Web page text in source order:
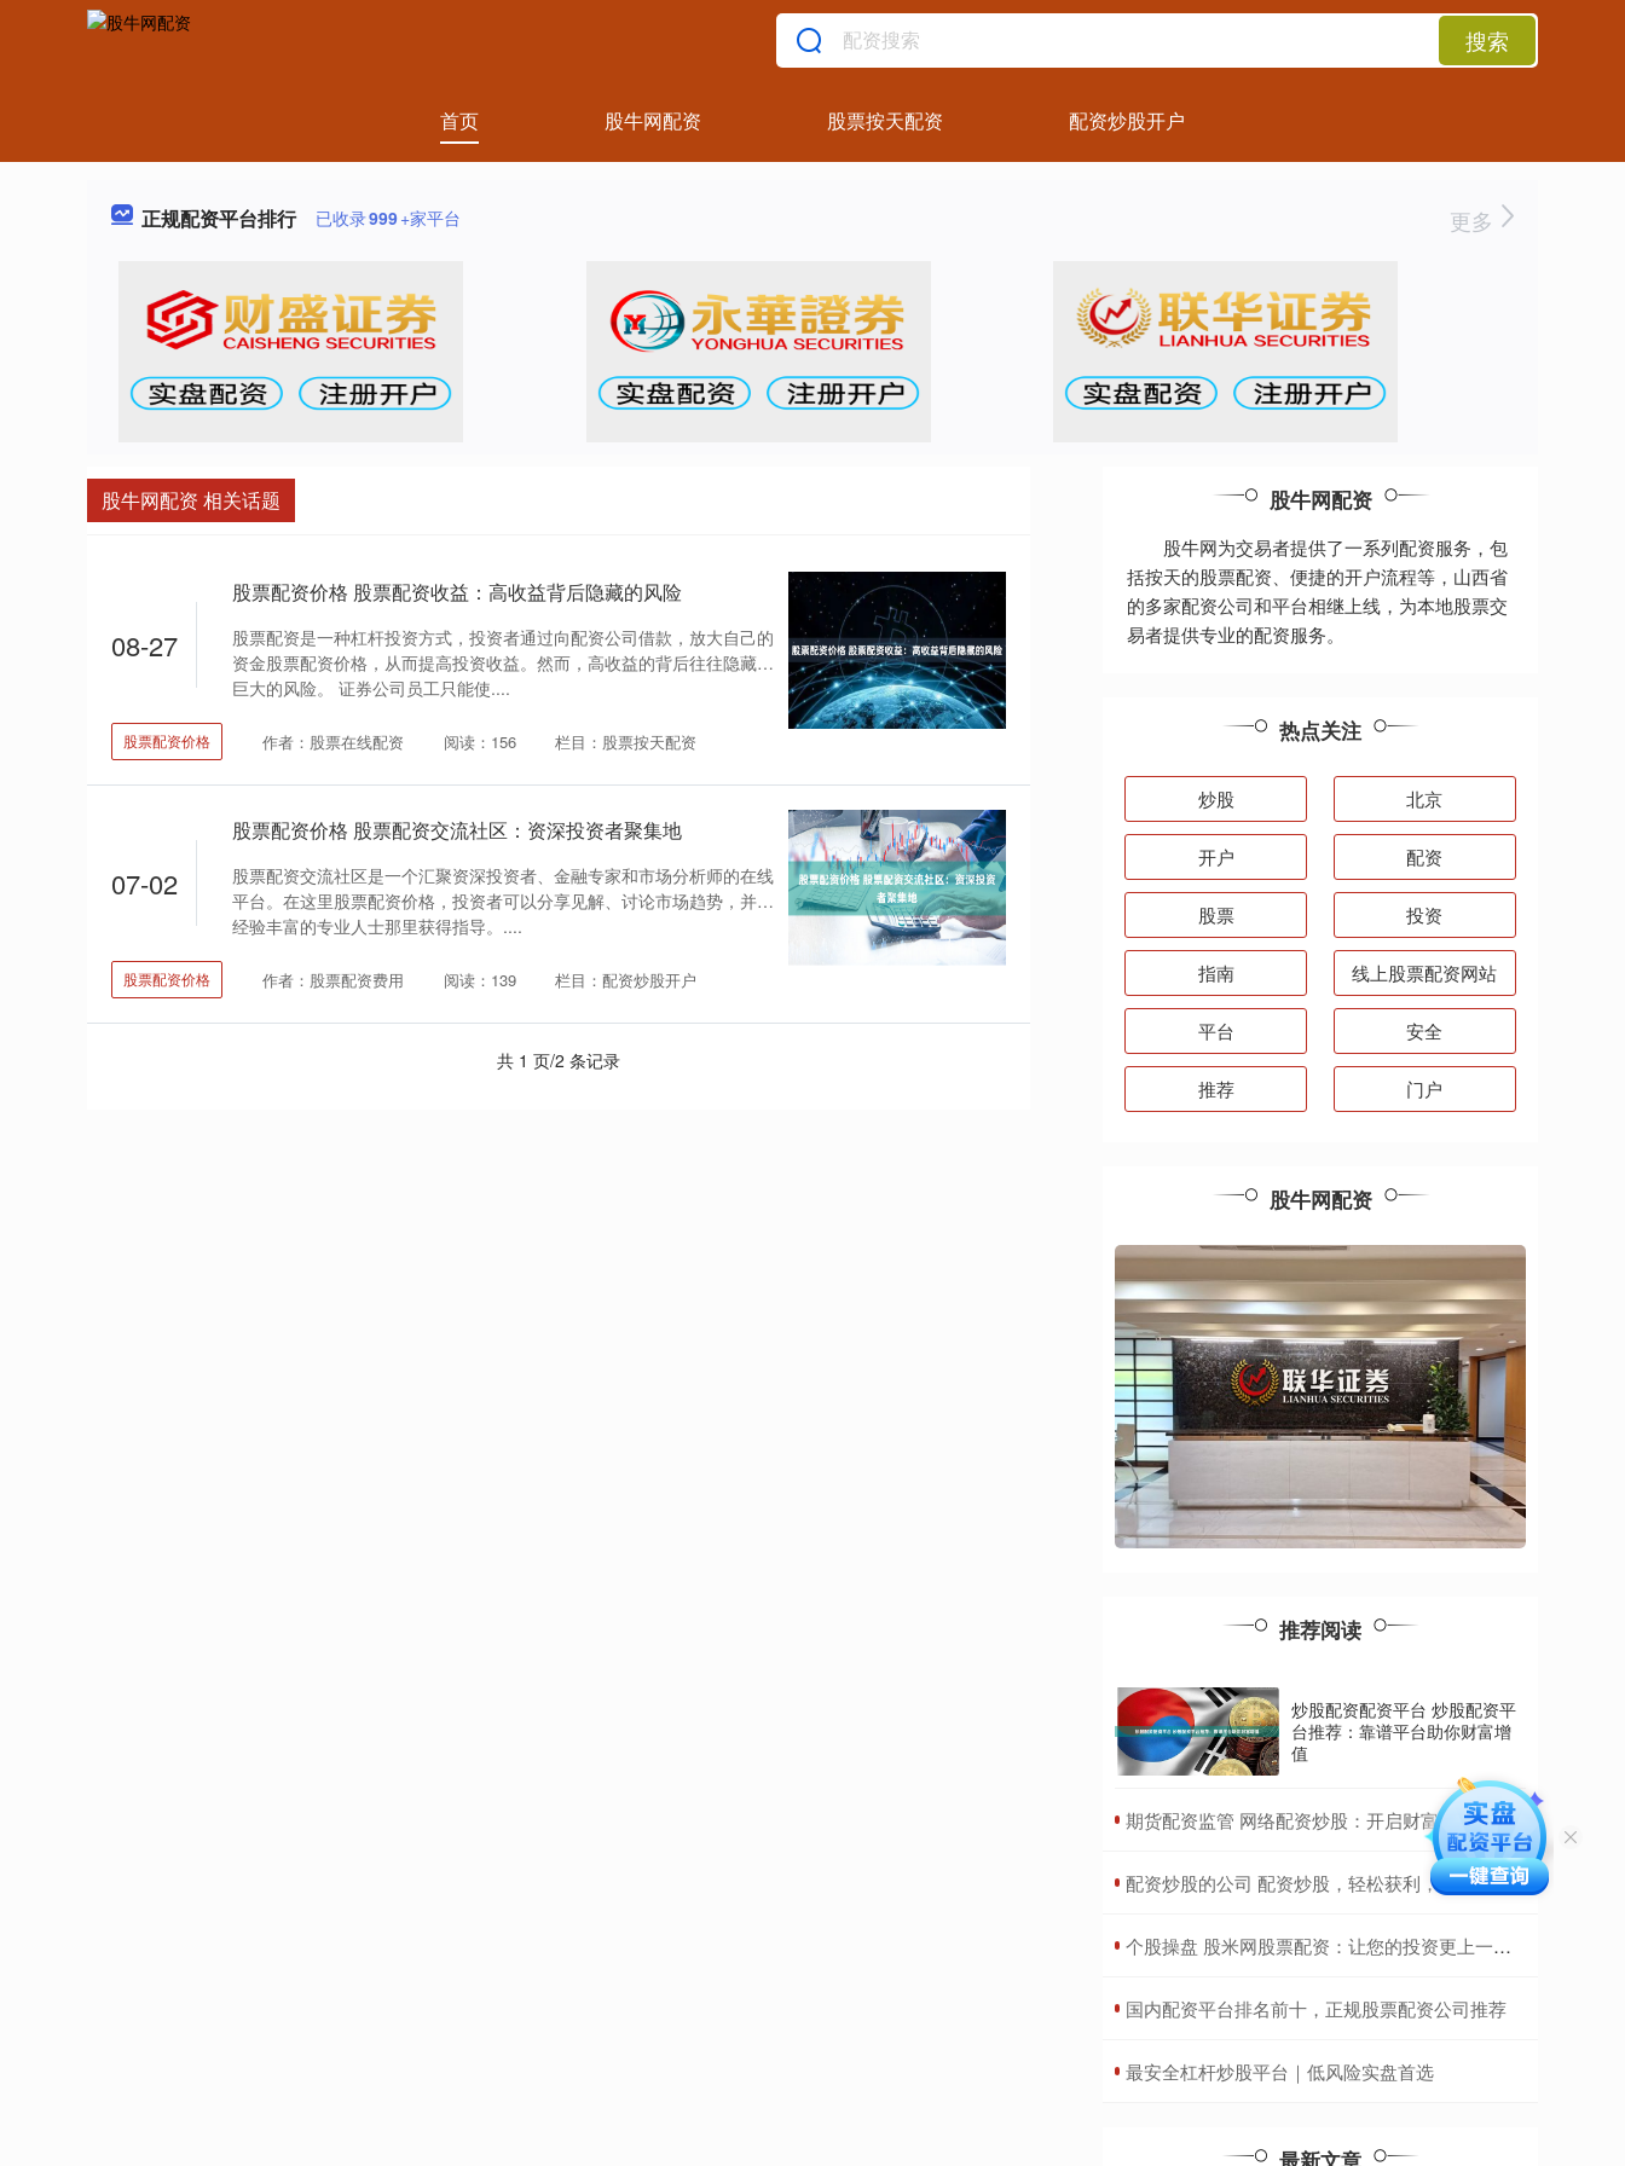
搜索
首页 股牛网配资 股票按天配资 配资炒股开户
正规配资平台排行 已收录999+家平台 更多
股牛网配资 相关话题
08-27
股票配资价格 股票配资收益：高收益背后隐藏的风险
股票配资是一种杠杆投资方式，投资者通过向配资公司借款，放大自己的
资金股票配资价格，从而提高投资收益。然而，高收益的背后往往隐藏着
巨大的风险。 证券公司员工只能使....
股票配资价格 作者：股票在线配资 阅读：156 栏目：股票按天配资
07-02
股票配资价格 股票配资交流社区：资深投资者聚集地
股票配资交流社区是一个汇聚资深投资者、金融专家和市场分析师的在线
平台。在这里股票配资价格，投资者可以分享见解、讨论市场趋势，并从
经验丰富的专业人士那里获得指导。....
股票配资价格 作者：股票配资费用 阅读：139 栏目：配资炒股开户
共 1 页/2 条记录
股牛网配资
股牛网为交易者提供了一系列配资服务，包
括按天的股票配资、便捷的开户流程等，山西省
的多家配资公司和平台相继上线，为本地股票交
易者提供专业的配资服务。
热点关注
炒股 北京
开户 配资
股票 投资
指南 线上股票配资网站
平台 安全
推荐 门户
股牛网配资
推荐阅读
炒股配资配资平台 炒股配资平
台推荐：靠谱平台助你财富增
值
​期货配资监管 网络配资炒股：开启财富新征程
​配资炒股的公司 配资炒股，轻松获利，选择正规配资网站
​个股操盘 股米网股票配资：让您的投资更上一层楼
​国内配资平台排名前十，正规股票配资公司推荐
​最安全杠杆炒股平台｜低风险实盘首选